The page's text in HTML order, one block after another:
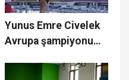
Yunus Emre Civelek
Avrupa şampiyonu